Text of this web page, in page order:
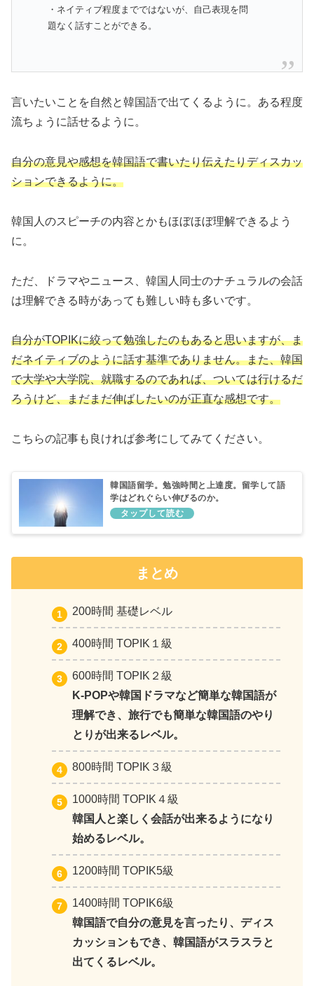
・ネイティブ程度までではないが、自己表現を問
題なく話すことができる。
言いたいことを自然と韓国語で出てくるように。ある程度
流ちょうに話せるように。
自分の意見や感想を韓国語で書いたり伝えたりディスカッ
ションできるように。
韓国人のスピーチの内容とかもほぼほぼ理解できるよう
に。
ただ、ドラマやニュース、韓国人同士のナチュラルの会話
は理解できる時があっても難しい時も多いです。
自分がTOPIKに絞って勉強したのもあると思いますが、ま
だネイティブのように話す基準でありません。また、韓国
で大学や大学院、就職するのであれば、ついては行けるだ
ろうけど、まだまだ伸ばしたいのが正直な感想です。
こちらの記事も良ければ参考にしてみてください。
韓国語留学。勉強時間と上達度。留学して語
学はどれぐらい伸びるのか。
まとめ
200時間 基礎レベル
400時間 TOPIK１級
600時間 TOPIK２級
K-POPや韓国ドラマなど簡単な韓国語が
理解でき、旅行でも簡単な韓国語のやり
とりが出来るレベル。
800時間 TOPIK３級
1000時間 TOPIK４級
韓国人と楽しく会話が出来るようになり
始めるレベル。
1200時間 TOPIK5級
1400時間 TOPIK6級
韓国語で自分の意見を言ったり、ディス
カッションもでき、韓国語がスラスラと
出てくるレベル。